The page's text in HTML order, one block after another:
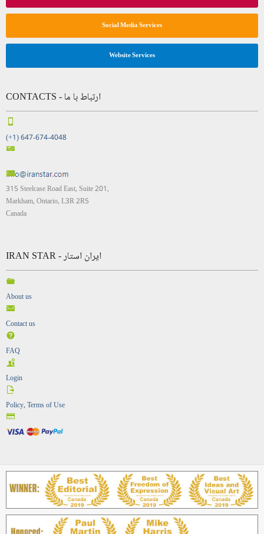
Social Media Services
Website Services
CONTACTS - ارتباط با ما
(+1) 647-674-4048
315 Steelcase Road East, Suite 201,
Markham, Ontario, L3R 2R5
Canada
IRAN STAR - ایران استار
About us
Contact us
FAQ
Login
Policy, Terms of Use